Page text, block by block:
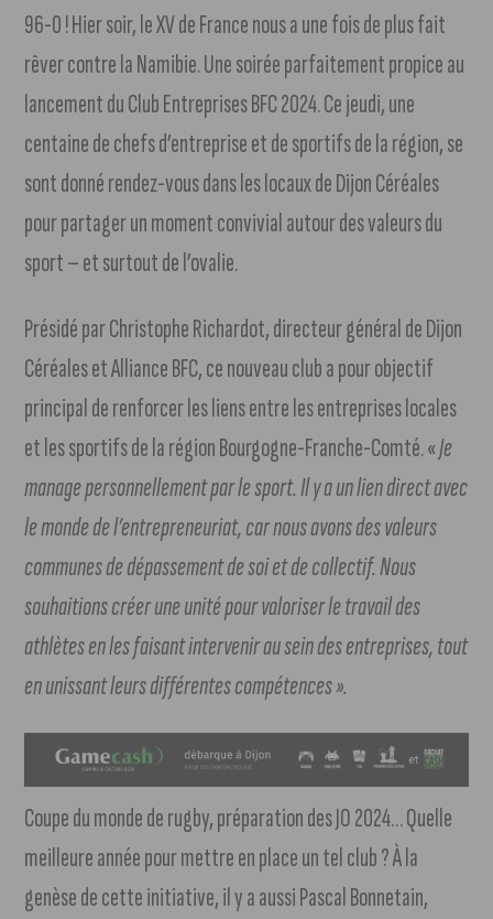
96-0 ! Hier soir, le XV de France nous a une fois de plus fait
rêver contre la Namibie. Une soirée parfaitement propice au
lancement du Club Entreprises BFC 2024. Ce jeudi, une
centaine de chefs d’entreprise et de sportifs de la région, se
sont donné rendez-vous dans les locaux de Dijon Céréales
pour partager un moment convivial autour des valeurs du
sport – et surtout de l’ovalie.
Présidé par Christophe Richardot, directeur général de Dijon
Céréales et Alliance BFC, ce nouveau club a pour objectif
principal de renforcer les liens entre les entreprises locales
et les sportifs de la région Bourgogne-Franche-Comté. «Je
manage personnellement par le sport. Il y a un lien direct avec
le monde de l’entrepreneuriat, car nous avons des valeurs
communes de dépassement de soi et de collectif. Nous
souhaitions créer une unité pour valoriser le travail des
athlètes en les faisant intervenir au sein des entreprises, tout
en unissant leurs différentes compétences ».
Coupe du monde de rugby, préparation des JO 2024… Quelle
meilleure année pour mettre en place un tel club ? À la
genèse de cette initiative, il y a aussi Pascal Bonnetain,